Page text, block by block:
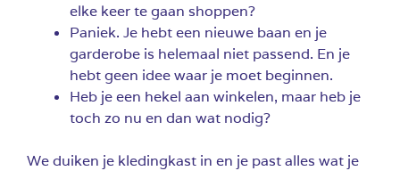
elke keer te gaan shoppen?
Paniek. Je hebt een nieuwe baan en je
garderobe is helemaal niet passend. En je
hebt geen idee waar je moet beginnen.
Heb je een hekel aan winkelen, maar heb je
toch zo nu en dan wat nodig?
We duiken je kledingkast in en je past alles wat je